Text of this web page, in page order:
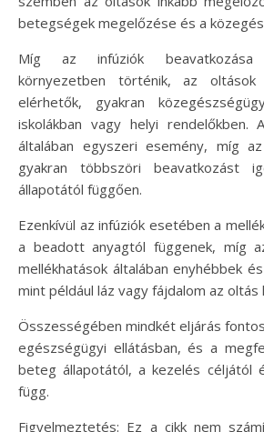
betegségek megelőzése és a
Míg az infúziók beavatkozása
környezetben történik, az oltások
elérhetők, gyakran
iskolákban vagy helyi rendelőkben.
általában egyszeri esemény, míg
gyakran többszöri beavatkozást
állapotától függően.
Ezenkívül az infúziók esetében a
a beadott anyagtól függenek, míg
mellékhatások általában enyhébbek
mint például láz vagy fájdalom az oltás
Összességében mindkét eljárás
egészségügyi ellátásban, és a
beteg állapotától, a kezelés céljától
függ.
Figyelmeztetés: Ez a cikk nem